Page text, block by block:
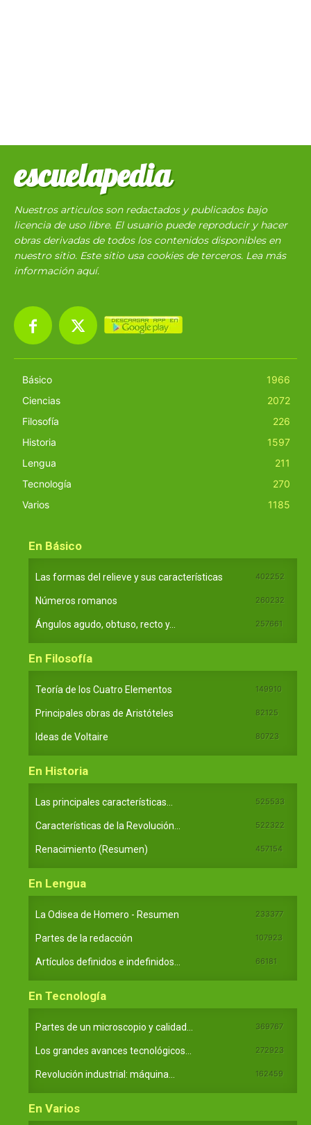
escuelapedia
Nuestros articulos son redactados y publicados bajo
licencia de uso libre. El usuario puede reproducir y hacer
obras derivadas de todos los contenidos disponibles en
nuestro sitio. Este sitio usa cookies de terceros. Lea más
información aquí.
Básico
1966
Ciencias
2072
Filosofía
226
Historia
1597
Lengua
211
Tecnología
270
Varios
1185
En Básico
Las formas del relieve y sus características 402252
Números romanos 260232
Ángulos agudo, obtuso, recto y... 257661
En Filosofía
Teoría de los Cuatro Elementos 149910
Principales obras de Aristóteles 82125
Ideas de Voltaire 80723
En Historia
Las principales características... 525533
Características de la Revolución... 522322
Renacimiento (Resumen) 457154
En Lengua
La Odisea de Homero - Resumen 233377
Partes de la redacción 107923
Artículos definidos e indefinidos... 66181
En Tecnología
Partes de un microscopio y calidad... 369767
Los grandes avances tecnológicos... 272923
Revolución industrial: máquina... 162459
En Varios